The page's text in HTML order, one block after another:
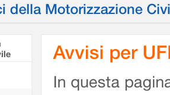
della Motorizzazione
Avvisi per
In questa